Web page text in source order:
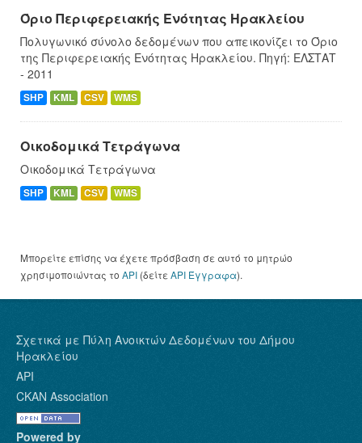
Όριο Περιφερειακής Ενότητας Ηρακλείου
Πολυγωνικό σύνολο δεδομένων που απεικονίζει το Όριο
της Περιφερειακής Ενότητας Ηρακλείου. Πηγή: ΕΛΣΤΑΤ
- 2011
SHP KML CSV WMS
Οικοδομικά Τετράγωνα
Οικοδομικά Τετράγωνα
SHP KML CSV WMS
Μπορείτε επίσης να έχετε πρόσβαση σε αυτό το μητρώο
χρησιμοποιώντας το API (δείτε API Έγγραφα).
Σχετικά με Πύλη Ανοικτών Δεδομένων του Δήμου
Ηρακλείου
API
CKAN Association
Powered by